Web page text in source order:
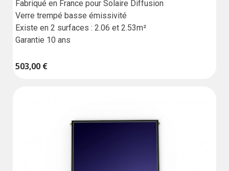
Fabriqué en France pour Solaire Diffusion
Verre trempé basse émissivité
Existe en 2 surfaces : 2.06 et 2.53m²
Garantie 10 ans
503,00 €